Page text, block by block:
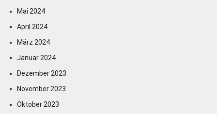
Mai 2024
April 2024
März 2024
Januar 2024
Dezember 2023
November 2023
Oktober 2023